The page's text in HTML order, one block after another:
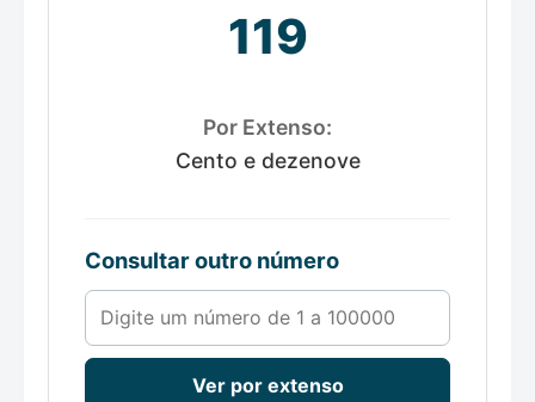
119
Por Extenso:
Cento e dezenove
Consultar outro número
Número de 1 a 100000
Ver por extenso